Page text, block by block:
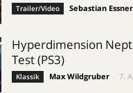
Trailer/Video Sebastian Essner
Hyperdimension
Test (PS3)
Klassik Max Wildgruber 7.